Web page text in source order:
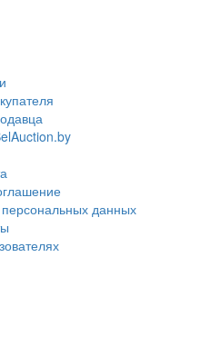
данных